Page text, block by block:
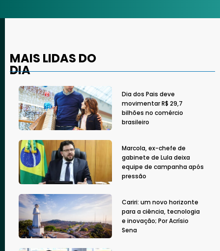
MAIS LIDAS DO
DIA
Dia dos Pais deve
movimentar R$ 29,7
bilhões no comércio
brasileiro
Marcola, ex-chefe de
gabinete de Lula deixa
equipe de campanha após
pressão
Cariri: um novo horizonte
para a ciência, tecnologia
e inovação; Por Acrísio
Sena